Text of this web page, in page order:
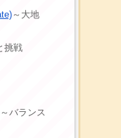
～大地
挑戦
～バランス